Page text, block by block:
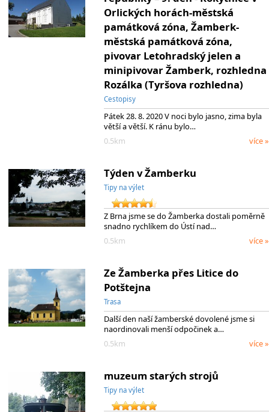
Orlických horách-městská
památková zóna, Žamberk-
městská památková zóna,
pivovar Letohradský jelen a
minipivovar Žamberk, rozhledna
Rozálka (Tyršova rozhledna)
Cestopisy
Pátek 28. 8. 2020 V noci bylo jasno, zima byla
větší a větší. K ránu bylo…
0.5km
více »
Týden v Žamberku
Tipy na výlet
Z Brna jsme se do Žamberka dostali poměrně
snadno rychlíkem do Ústí nad…
0.5km
více »
Ze Žamberka přes Litice do
Potštejna
Trasa
Další den naší žamberské dovolené jsme si
naordinovali menší odpočinek a…
0.5km
více »
muzeum starých strojů
Tipy na výlet